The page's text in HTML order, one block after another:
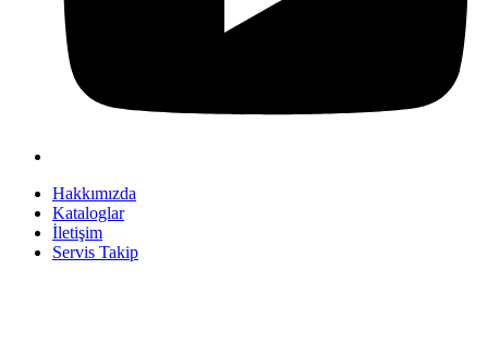
Hakkımızda
Kataloglar
İletişim
Servis Takip